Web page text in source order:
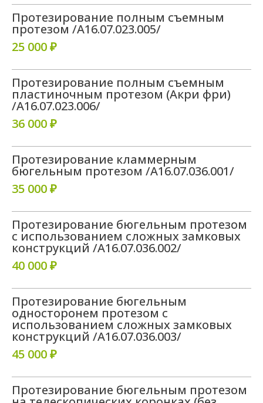
Протезирование полным съемным
протезом /A16.07.023.005/
25 000 ₽
Протезирование полным съемным
пластиночным протезом (Акри фри)
/A16.07.023.006/
36 000 ₽
Протезирование кламмерным
бюгельным протезом /A16.07.036.001/
35 000 ₽
Протезирование бюгельным протезом
с использованием сложных замковых
конструкций /A16.07.036.002/
40 000 ₽
Протезирование бюгельным
односторонем протезом с
использованием сложных замковых
конструкций /A16.07.036.003/
45 000 ₽
Протезирование бюгельным протезом